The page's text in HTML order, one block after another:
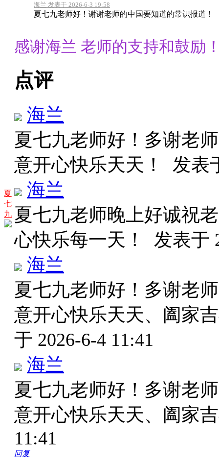
夏
七
九
海兰 发表于 2026-6-3 19:58
夏七九老师好！谢谢老师的中国要知道的常识报道！
感谢海兰 老师的支持和鼓励
点评
海兰
夏七九老师好！多谢老
意开心快乐天天！ 发表
海兰
夏七九老师晚上好诚祝
心快乐每一天！ 发表于
海兰
夏七九老师好！多谢老
意开心快乐天天、阖家
于 2026-6-4 11:41
海兰
夏七九老师好！多谢老
意开心快乐天天、阖家
11:41
回复